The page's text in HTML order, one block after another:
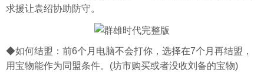
求援让袁绍协助防守。
◆如何结盟：前6个月电脑不会打你，选择在7个月再结盟，
用宝物能作为同盟条件。(坊市购买或者没收刘备的宝物)